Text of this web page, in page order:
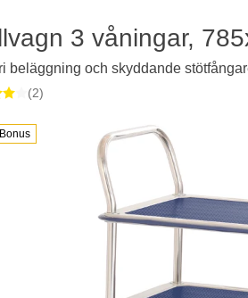
Bonus
3 våningar,
beläggning och skyddande
(2)